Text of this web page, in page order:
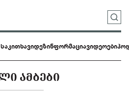
დეზინფორმაციავიდეოები
ᲐᲛᲑᲔᲑᲘ